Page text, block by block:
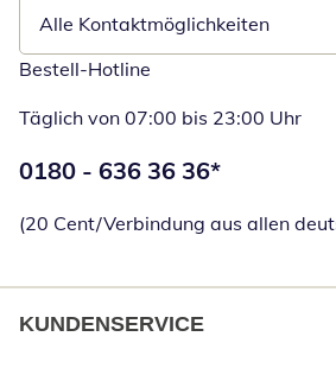
Alle Kontaktmöglichkeiten
Bestell-Hotline
Täglich von 07:00 bis 23:00 Uhr
Telefonnummer:
0180 - 636 36 36*
(20 Cent/Verbindung aus allen
KUNDENSERVICE